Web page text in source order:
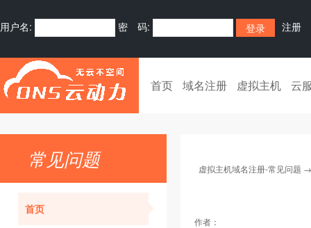
用户名: 密 码: 注册
首页 域名注册 虚拟主机 云
常见问题
首页
虚拟主机域名注册-常见问题
作者：